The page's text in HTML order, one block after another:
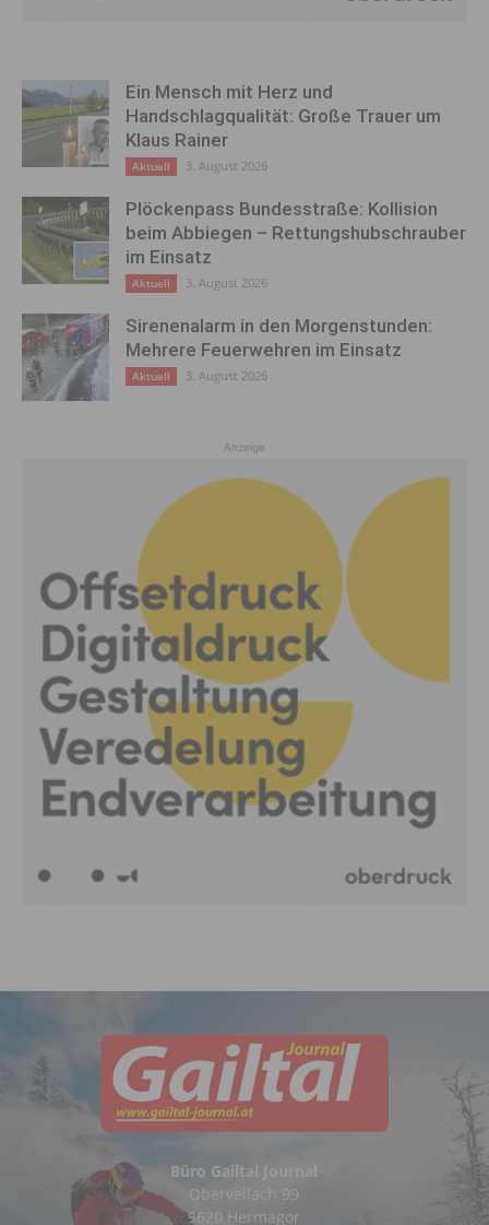
Ein Mensch mit Herz und
Handschlagqualität: Große Trauer um
Klaus Rainer
Aktuell 3. August 2026
Plöckenpass Bundesstraße: Kollision
beim Abbiegen – Rettungshubschrauber
im Einsatz
Aktuell 3. August 2026
Sirenenalarm in den Morgenstunden:
Mehrere Feuerwehren im Einsatz
Aktuell 3. August 2026
Anzeige
Büro Gailtal Journal
Obervellach 99
9620 Hermagor